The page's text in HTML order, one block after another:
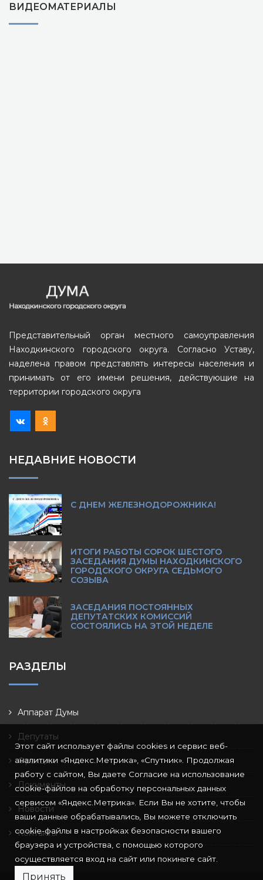
ВИДЕОМАТЕРИАЛЫ
Представительный орган местного самоуправления
Находкинского городского округа. Согласно Уставу,
наделена правом представлять интересы населения и
принимать от его имени решения, действующие на
территории городского округа
НЕДАВНИЕ НОВОСТИ
С ДНЕМ ЖЕЛЕЗНОДОРОЖНИКА!
ИТОГИ РАБОТЫ СОРОК ШЕСТОГО
ЗАСЕДАНИЯ ДУМЫ НАХОДКИНСКОГО
ГОРОДСКОГО ОКРУГА СЕДЬМОГО
СОЗЫВА
ЗАСЕДАНИЯ ПОСТОЯННЫХ
ДЕПУТАТСКИХ КОМИССИЙ
СОСТОЯЛИСЬ НА ЭТОЙ НЕДЕЛЕ
РАЗДЕЛЫ
Аппарат Думы
Депутаты
Фракции
Документы
Новости
Контакты
Этот сайт использует файлы cookies и сервис веб-
аналитики «Яндекс.Метрика», «Спутник». Продолжая
работу с сайтом, Вы даете Согласие на использование
cookie-файлов на обработку персональных данных
сервисом «Яндекс.Метрика». Если Вы не хотите, чтобы
ваши данные обрабатывались, Вы можете отключить
cookie-файлы в настройках безопасности вашего
браузера и устройства, с помощью которого
осуществляется вход на сайт или покиньте сайт.
Принять